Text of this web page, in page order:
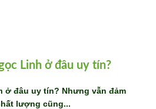
Linh ở đâu uy tín?
ở đâu uy tín? Nhưng vẫn đảm
lượng cũng...